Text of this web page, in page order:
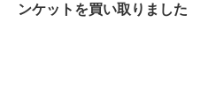
ンケットを買い取りました